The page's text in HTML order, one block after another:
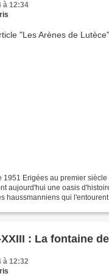
à 12:34
1951 Erigées au premier
aujourd'hui une oasis
haussmanniens qui
: La fontaine
à 12:32